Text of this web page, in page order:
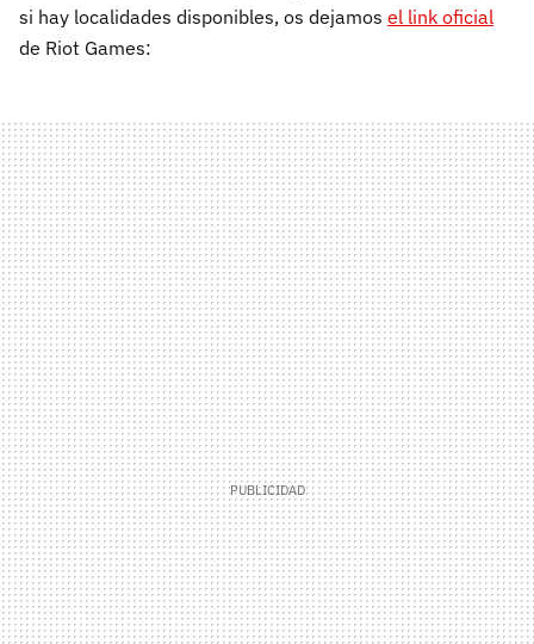
si hay localidades disponibles, os dejamos el link oficial
de Riot Games: